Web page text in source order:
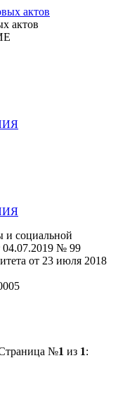
актов
и социальной
04.07.2019 № 99
от 23 июля 2018
№1 из 1: